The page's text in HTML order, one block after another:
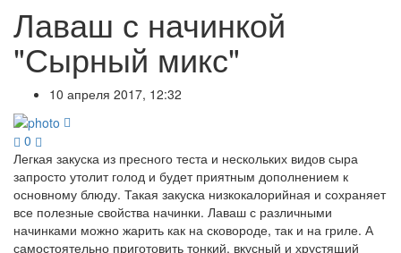
Лаваш с начинкой
"Сырный микс"
10 апреля 2017, 12:32
0
Легкая закуска из пресного теста и нескольких видов сыра
запросто утолит голод и будет приятным дополнением к
основному блюду. Такая закуска низкокалорийная и сохраняет
все полезные свойства начинки. Лаваш с различными
начинками можно жарить как на сковороде, так и на гриле. А
самостоятельно приготовить тонкий, вкусный и хрустящий